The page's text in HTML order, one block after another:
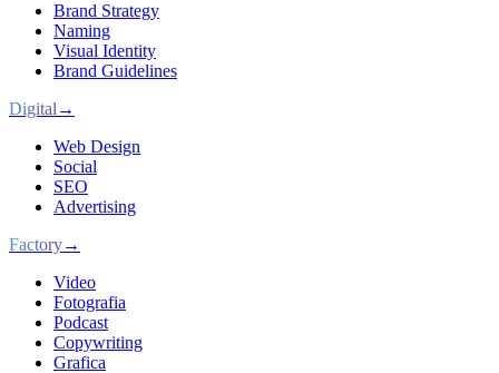
Brand Strategy
Naming
Visual Identity
Brand Guidelines
Digital →
Web Design
Social
SEO
Advertising
Factory→
Video
Fotografia
Podcast
Copywriting
Grafica